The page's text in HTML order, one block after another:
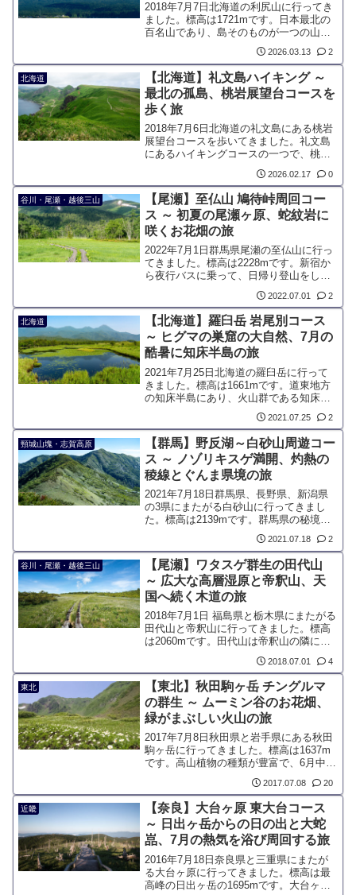
2018年7月7日北海道の利尻山に行ってき
ました。標高は1721mです。日本最北の
百名山であり、島そのものが一つの山と
もいえる利尻島。日本海に美しくそびえ
立つその姿は、「利尻富士」の愛称で広
く親しまれています。数々の山を登って
きた登山者にとっても、最果ての洋上に
あるこの山は、特別な憧れの一座です。
2026.03.13 2
北海道
【北海道】礼文島ハイキング ～
最北の孤島、桃岩展望台コースを
歩く旅
2018年7月6日北海道の礼文島にある桃岩
展望台コースを歩いてきました。礼文島
にあるハイキングコースの一つで、桃岩
展望台登山口から知床までを結ぶ全長6.4
キロのコースです。礼文島に咲く多彩な
花々を楽しめるほか、利尻岳や海の雄大
な景色を望むことができる、眺望に優れ
たルートです。
2026.02.17 0
谷川・尾瀬・越後三山
【尾瀬】至仏山 鳩待峠周回コー
ス ～ 初夏の尾瀬ヶ原、蛇紋岩に
咲くお花畑の旅
2022年7月1日群馬県尾瀬の至仏山に行っ
てきました。標高は2228mです。新宿か
ら夜行バスに乗って、日帰り登山をして
きました。初夏の季節に、蛇紋岩で形成
された山肌には、高山植物のお花畑を見
ることが出来ます。7月上旬から中旬にか
けて、ホソバヒナウスユキソウなどの珍
しい花が咲きます。
2022.07.01 2
北海道
【北海道】羅臼岳 岩尾別コース
～ ヒグマの巣窟の大自然、7月の
酷暑に知床半島の旅
2021年7月25日北海道の羅臼岳に行って
きました。標高は1661mです。道東地方
の知床半島にあり、火山群である知床連
山の最高峰です。山頂からはオホーツク
海を眺め、空気が澄んでいると北方領土
を見ることが出来ます。ヒグマの生息数
が多いことから、登山者にとって憧れで
もありながら、恐怖心を持たれている山
です。
2021.07.25 2
頸城山塊・志賀高原
【群馬】野反湖～白砂山周遊コー
ス ～ ノゾリキスゲ満開、灼熱の
稜線とぐんま県境の旅
2021年7月18日群馬県、長野県、新潟県
の3県にまたがる白砂山に行ってきまし
た。標高は2139mです。群馬県の秘境で
ある野反湖に登山口があり、標高2000m
からは笹尾根の稜線があります。7月中旬
頃、野反湖にはノゾリキスゲが満開にな
り、秘境のお花畑を求めて観光客でにぎ
わいます。
2021.07.18 2
谷川・尾瀬・越後三山
【尾瀬】ワタスゲ群生の田代山
～ 広大な高層湿原と帝釈山、天
国へ続く木道の旅
2018年7月1日 福島県と栃木県にまたがる
田代山と帝釈山に行ってきました。標高
は2060mです。田代山は帝釈山の隣にあ
り、高層湿原が広がります。ワタスゲが
見ごろでした。福島県と栃木県の県境を
成すのが帝釈山脈で、その主峰が帝釈山
です。
2018.07.01 4
東北
【東北】秋田駒ヶ岳 チングルマ
の群生 ～ ムーミン谷のお花畑、
緑がまぶしい火山の旅
2017年7月8日秋田県と岩手県にある秋田
駒ヶ岳に行ってきました。標高は1637m
です。高山植物の種類が豊富で、6月中旬
から7月上旬にかけて最盛期を迎えます。
「ムーミン谷」と呼ばれる一帯にはチン
グルマが咲き誇り、その規模は信越の
山々でもなかなか見られません。麓には
田沢湖や乳頭温泉郷などの観光地があ
り、東北を代表する人気の山の一つで
2017.07.08 20
近畿
【奈良】大台ヶ原 東大台コース
～ 日出ヶ岳からの日の出と大蛇
嵓、7月の熱気を浴び周回する旅
2016年7月18日奈良県と三重県にまたが
る大台ヶ原に行ってきました。標高は最
高峰の日出ヶ岳の1695mです。大台ヶ原